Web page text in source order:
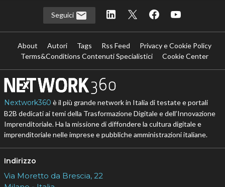
Seguici
About Autori Tags Rss Feed
Privacy e Cookie Policy
Terms&Conditions Contenuti Specialistici
Cookie Center
Nextwork360 è il più grande network in Italia di testate e portali
B2B dedicati ai temi della Trasformazione Digitale e dell’Innovazione
Imprenditoriale. Ha la missione di diffondere la cultura digitale e
imprenditoriale nelle imprese e pubbliche amministrazioni italiane.
Indirizzo
Via Moretto da Brescia, 22